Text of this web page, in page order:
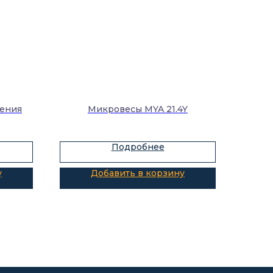
Микровесы MYA 21.4Y
Подробнее
Добавить в корзину